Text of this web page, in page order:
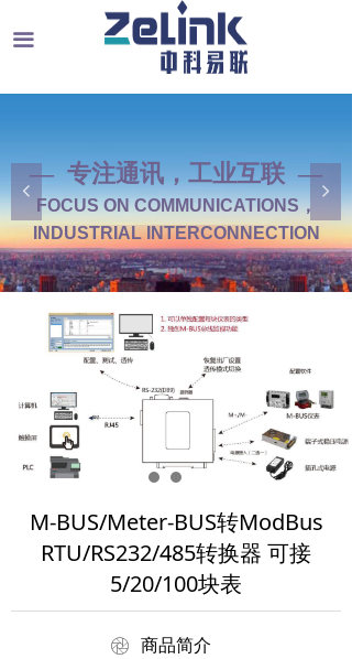
끀
— 专注通讯，工业互联 —
FOCUS ON COMMUNICATIONS，
INDUSTRIAL INTERCONNECTION
넳 넲
M-BUS/Meter-BUS转ModBus
RTU/RS232/485转换器 可接
5/20/100块表
商品简介
ꁵ